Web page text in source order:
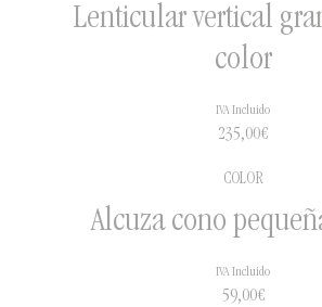
Lenticular vertical
color
235,00€
IVA Incluido
COLOR
Alcuza cono
59,00€
IVA Incluido